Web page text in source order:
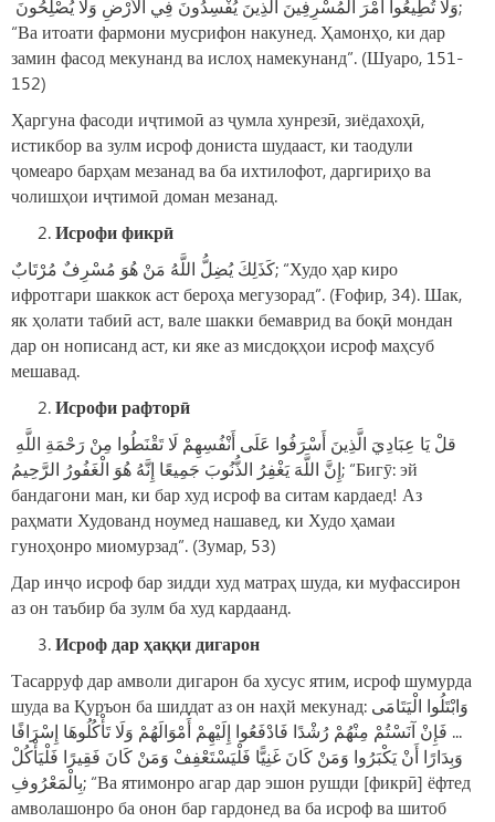
“Ва итоати фармони мусрифон накунед. Ҳамонҳо, ки дар
замин фасод мекунанд ва ислоҳ наме‏кунанд”. (Шуаро, 151-
152)
Ҳаргуна фасоди иҷтимоӣ аз ҷумла хунрезӣ, зиёдахоҳӣ,
истикбор ва зулм исроф дониста шудааст, ки таодули
ҷомеаро барҳам мезанад ва ба ихтилофот, даргириҳо ва
чолишҳои иҷтимоӣ доман мезанад.
Исрофификрӣ
كَذَلِكَ يُضِلُّ اللَّهُ مَنْ هُوَ مُسْرِفٌ مُرْتَابٌ; “Худо ҳар киро
ифротгари шаккок аст бероҳа ме‏гузорад”. (Ғофир, 34). Шак,
як ҳолати табиӣ аст, вале шакки бемаврид ва боқӣ мондан
дар он нописанд аст, ки яке аз мисдоқҳои исроф маҳсуб
мешавад.
Исрофирафторӣ
إِنَّ اللَّهَ يَغْفِرُ الذُّنُوبَ جَمِيعًا إِنَّهُ هُوَ الْغَفُورُ الرَّحِيمُ; “Бигӯ: эй
бандагони ман, ки бар худ исроф ва ситам кардаед! Аз
раҳмати Худованд ноумед нашавед, ки Худо ҳамаи
гуноҳонро ми‏омурзад”. (Зумар, 53)
Дар инҷо исроф бар зидди худ матраҳ шуда, ки муфассирон
аз он таъбир ба зулм ба худ кардаанд.
Исроф дар ҳаққидигарон
Тасарруф дар амволи дигарон ба хусус ятим, исроф шумурда
шуда ва Қуръон ба шиддат аз он наҳй мекунад: وَابْتَلُوا الْيَتَامَى
... فَإِنْ آنَسْتُمْ مِنْهُمْ رُشْدًا فَادْفَعُوا إِلَيْهِمْ أَمْوَالَهُمْ وَلَا تَأْكُلُوهَا إِسْرَافًا
وَبِدَارًا أَنْ يَكْبَرُوا وَمَنْ كَانَ غَنِيًّا فَلْيَسْتَعْفِفْ وَمَنْ كَانَ فَقِيرًا فَلْيَأْكُلْ
بِالْمَعْرُوفِ; “Ва ятимонро агар дар эшон рушди [фикрӣ] ёфтед
амволашонро ба онон бар гардонед ва ба исроф ва шитоб